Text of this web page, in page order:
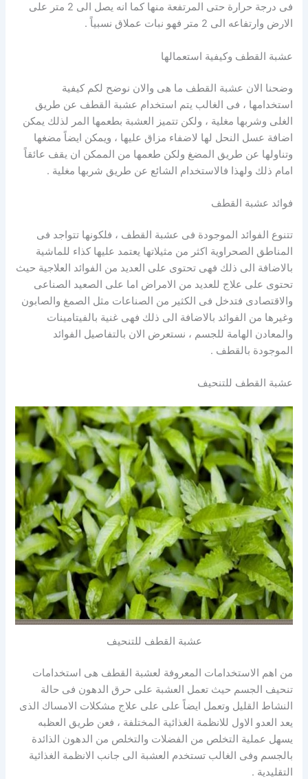
فى درجة حرارة حتى المرتفعة منها كما انه يصل الى 2 متر على
الارض وارتفاعه الى 2 متر فهو نبات عملاق نسبياً .
عشبة القطف وكيفية استعمالها
وضحنا الان عشبة القطف ما هى والان نوضح لكم كيفية
استخدامها ، فى الغالب يتم استخدام عشبة القطف عن طريق
الغلى وشربها مغلية ، ولكن تتميز العشبة بطعمها المر لذلك يمكن
اضافة عسل النحل لها لاضفاء مزاق عليها ، ويمكن ايضاً مضغها
وتناولها عن طريق المضغ ولكن طعمها من الممكن ان يقف عائقاً
امام ذلك ولهذا فالاستخدام الشائع عن طريق شربها مغلية .
فوائد عشبة القطف
تتنوع الفوائد الموجودة فى عشبة القطف ، فلكونها تتواجد فى
المناطق الصحراوية اكثر من مثيلاتها يعتمد عليها كذاء للماشية
بالاضافة الى ذلك فهى تحتوى على العديد من الفوائد العلاجية حيث
تحتوى على علاج للعديد من الامراض اما على الصعيد الصناعى
والاقتصادى فتدخل فى الكثير من الصناعات مثل الصمغ والصابون
وغيرها من الفوائد بالاضافة الى ذلك فهى غنية بالفيتامينات
والمعادن الهامة للجسم ، نستعرض الان بالتفاصيل الفوائد
الموجودة بالقطف .
عشبة القطف للتنحيف
عشبة القطف للتنحيف
من اهم الاستخدامات المعروفة لعشبة القطف هى استخدامات
تنحيف الجسم حيث تعمل العشبة على حرق الدهون فى حالة
النشاط القليل وتعمل ايضاً على على علاج مشكلات الامساك الذى
يعد العدو الاول للانظمة الغذائية المختلفة ، فعن طريق العظبه
يسهل عملية التخلص من الفضلات والتخلص من الدهون الذائدة
بالجسم وفى الغالب تستخدم العشبة الى جانب الانظمة الغذائية
التقليدية .